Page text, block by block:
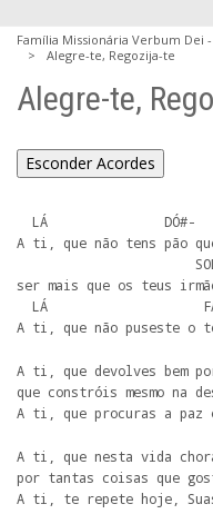
Família Missionária Verbum Dei
Alegre-te, Regozija-te
Alegre-te,
Esconder Acordes
A ti, que não tens pão
ser mais que os teus
A ti, que não puseste o
A ti, que devolves bem
que constróis mesmo na
A ti, que procuras a paz
A ti, que nesta vida
por tantas coisas que
A ti, te repete hoje,